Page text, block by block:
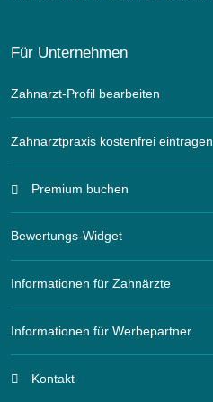
Für Unternehmen
Zahnarzt-Profil bearbeiten
Zahnarztpraxis kostenfrei eintragen
Premium buchen
Bewertungs-Widget
Informationen für Zahnärzte
Informationen für Werbepartner
Kontakt